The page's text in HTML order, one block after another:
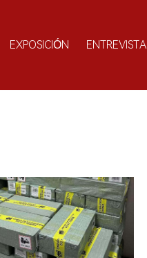
EXPOSICIÓN ENTREVISTA